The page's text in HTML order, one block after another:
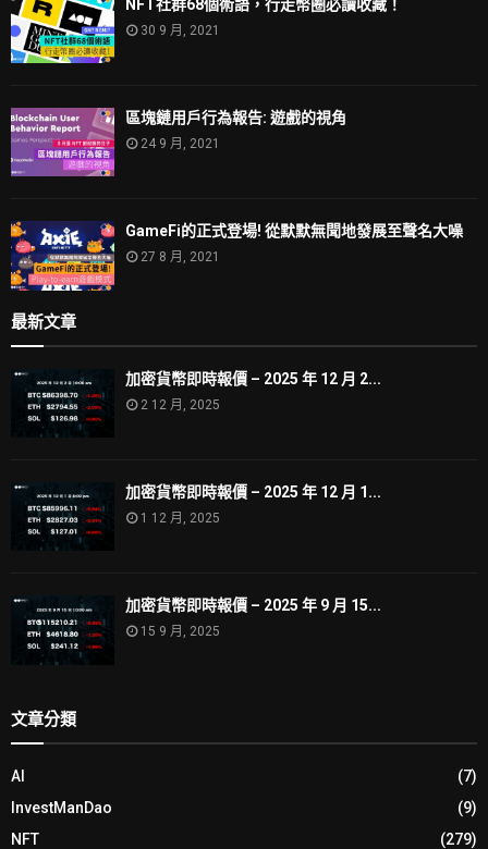
NFT社群68個術語，行走幣圈必讀收藏！
30 9 月, 2021
區塊鏈用戶行為報告: 遊戲的視角
24 9 月, 2021
GameFi的正式登場! 從默默無聞地發展至聲名大噪
27 8 月, 2021
最新文章
加密貨幣即時報價 – 2025 年 12 月 2...
2 12 月, 2025
加密貨幣即時報價 – 2025 年 12 月 1...
1 12 月, 2025
加密貨幣即時報價 – 2025 年 9 月 15...
15 9 月, 2025
文章分類
AI
(7)
InvestManDao
(9)
NFT
(279)